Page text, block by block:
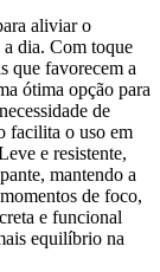
aliviar o
a dia. Com toque
que favorecem a
ótima opção para
de
facilita o uso em
e resistente,
mantendo a
de foco,
e funcional
equilíbrio na